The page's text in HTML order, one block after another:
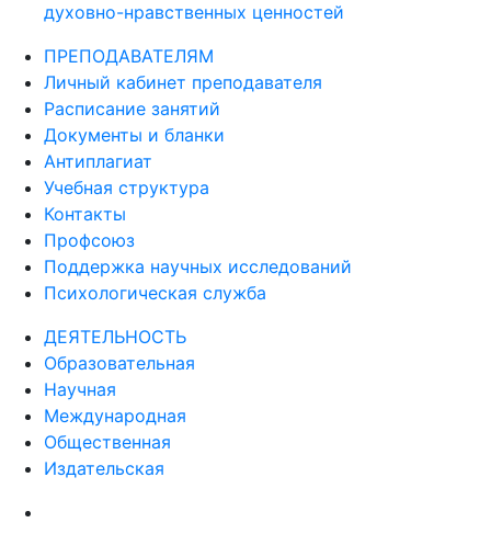
духовно-нравственных ценностей
ПРЕПОДАВАТЕЛЯМ
Личный кабинет преподавателя
Расписание занятий
Документы и бланки
Антиплагиат
Учебная структура
Контакты
Профсоюз
Поддержка научных исследований
Психологическая служба
ДЕЯТЕЛЬНОСТЬ
Образовательная
Научная
Международная
Общественная
Издательская